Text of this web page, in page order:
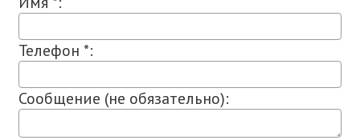
Телефон *:
Сообщение (не обязательно):